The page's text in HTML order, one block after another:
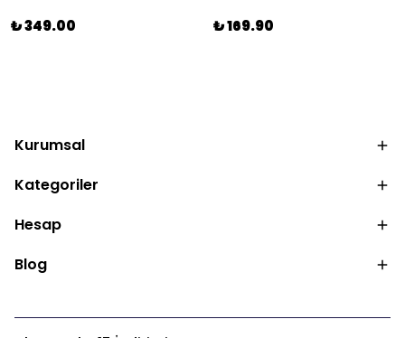
₺ 349.00 ₺ 169.90
Kurumsal
Kategoriler
Hesap
Blog